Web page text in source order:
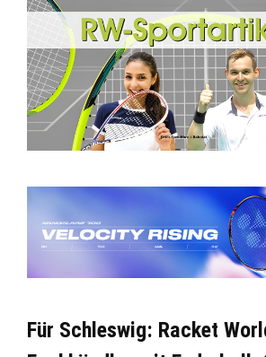
Für Schleswig: Racket